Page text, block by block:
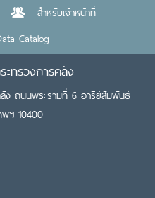
สำหรับเจ้าหน้าที่
Catalog
ทรวงการคลัง
ง ถนนพระรามที่ 6 อารีย์สัมพันธ์
ฯ 10400